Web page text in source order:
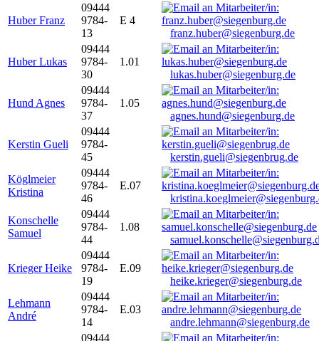
Huber Franz
09444
9784-
13
E 4
franz.huber@siegenburg.de
Huber Lukas
09444
9784-
30
1.01
lukas.huber@siegenburg.de
Hund Agnes
09444
9784-
37
1.05
agnes.hund@siegenburg.de
Kerstin Gueli
09444
9784-
45
kerstin.gueli@siegenbrug.de
Köglmeier
Kristina
09444
9784-
46
E.07
Konschelle
Samuel
09444
9784-
44
1.08
Krieger Heike
09444
9784-
19
E.09
heike.krieger@siegenburg.de
Lehmann
André
09444
9784-
14
E.03
andre.lehmann@siegenburg.de
09444